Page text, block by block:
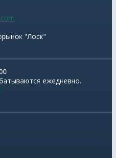
"Лоск"
ежедневно.